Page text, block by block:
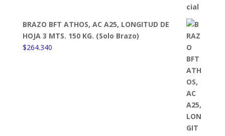
BRAZO BFT ATHOS, AC A25, LONGITUD DE
HOJA 3 MTS. 150 KG. (Solo Brazo)
$264.340